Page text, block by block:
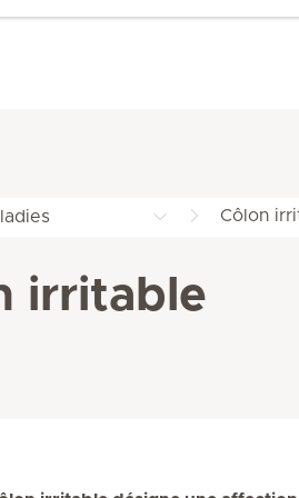
Côlon
irritable